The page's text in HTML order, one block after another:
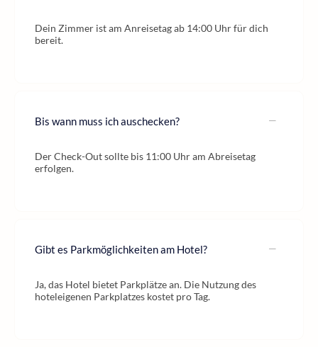
Dein Zimmer ist am Anreisetag ab 14:00 Uhr für dich
bereit.
Bis wann muss ich auschecken?
Der Check-Out sollte bis 11:00 Uhr am Abreisetag
erfolgen.
Gibt es Parkmöglichkeiten am Hotel?
Ja, das Hotel bietet Parkplätze an. Die Nutzung des
hoteleigenen Parkplatzes kostet pro Tag.